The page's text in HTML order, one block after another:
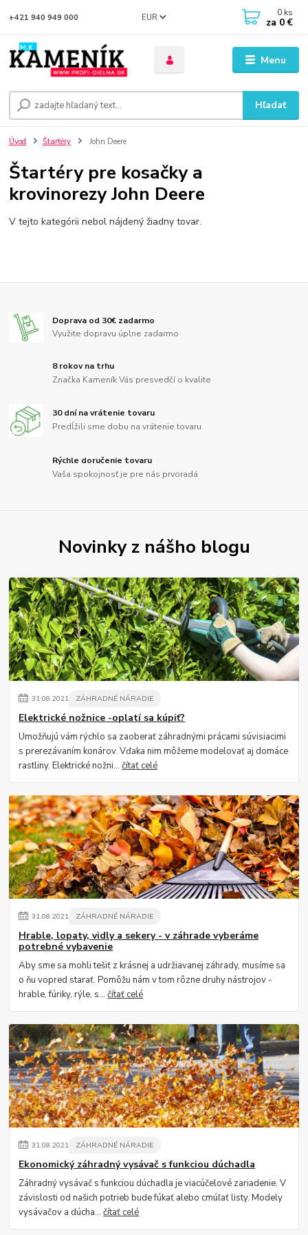
Menu
EUR
Hľadať
+421 940 949 000 0 ks
za 0 €
Úvod Štartéry John Deere
Štartéry pre kosačky a
krovinorezy John Deere
V tejto kategórii nebol nájdený žiadny tovar.
Doprava od 30€ zadarmo
Využite dopravu úplne zadarmo
8 rokov na trhu
Značka Kameník Vás presvedčí o kvalite
30 dní na vrátenie tovaru
Predĺžili sme dobu na vrátenie tovaru
Rýchle doručenie tovaru
Vaša spokojnosť je pre nás prvoradá
Novinky z nášho blogu
31.08.2021 ZÁHRADNÉ NÁRADIE
Elektrické nožnice -oplatí sa kúpiť?
Umožňujú vám rýchlo sa zaoberať záhradnými prácami súvisiacimi
s prerezávaním konárov. Vďaka nim môžeme modelovať aj domáce
rastliny. Elektrické nožni...čítať celé
31.08.2021 ZÁHRADNÉ NÁRADIE
Hrable, lopaty, vidly a sekery - v záhrade vyberáme
potrebné vybavenie
Aby sme sa mohli tešiť z krásnej a udržiavanej záhrady, musíme sa
o ňu vopred starať. Pomôžu nám v tom rôzne druhy nástrojov -
hrable, fúriky, rýle, s...čítať celé
31.08.2021 ZÁHRADNÉ NÁRADIE
Ekonomický záhradný vysávač s funkciou dúchadla
Záhradný vysávač s funkciou dúchadla je viacúčelové zariadenie. V
závislosti od našich potrieb bude fúkať alebo cmúľať listy. Modely
vysávačov a dúcha...čítať celé